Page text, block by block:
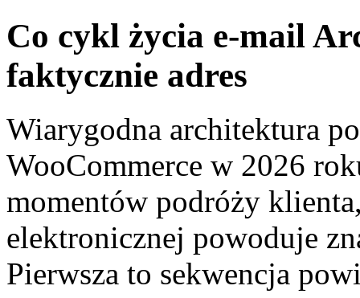
Co cykl życia e-mail
faktycznie adres
Wiarygodna architektura
WooCommerce w 2026
momentów podróży
elektronicznej powoduje
Pierwsza to sekwencja